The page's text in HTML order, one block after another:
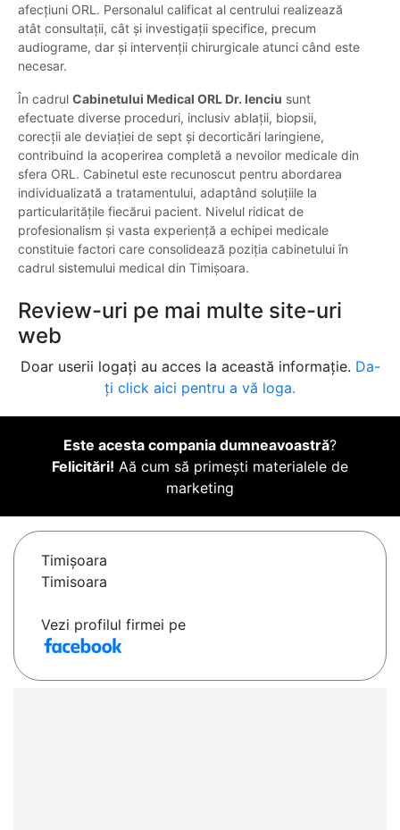
afecțiuni ORL. Personalul calificat al centrului realizează
atât consultații, cât și investigații specifice, precum
audiograme, dar și intervenții chirurgicale atunci când este
necesar.
În cadrul Cabinetului Medical ORL Dr. Ienciu sunt
efectuate diverse proceduri, inclusiv ablații, biopsii,
corecții ale deviației de sept și decorticări laringiene,
contribuind la acoperirea completă a nevoilor medicale din
sfera ORL. Cabinetul este recunoscut pentru abordarea
individualizată a tratamentului, adaptând soluțiile la
particularitățile fiecărui pacient. Nivelul ridicat de
profesionalism și vasta experiență a echipei medicale
constituie factori care consolidează poziția cabinetului în
cadrul sistemului medical din Timișoara.
Review-uri pe mai multe site-uri
web
Doar userii logați au acces la această informație. Da-
ți click aici pentru a vă loga.
Este acesta compania dumneavoastră?
Felicitări! Aă cum să primești materialele de
marketing
Timişoara
Timisoara
Vezi profilul firmei pe